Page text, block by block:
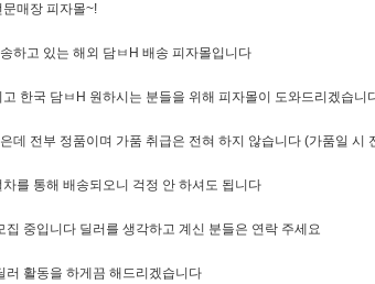
매장 피자몰~!
하고 있는 해외 담ㅂH 배송 피자몰입니다
한국 담ㅂH 원하시는 분들을 위해 피자몰이 도와드리겠습니
데 전부 정품이며 가품 취급은 전혀 하지 않습니다 (가품일 시
를 통해 배송되오니 걱정 안 하셔도 됩니다
중입니다 딜러를 생각하고 계신 분들은 연락 주세요
러 활동을 하게끔 해드리겠습니다